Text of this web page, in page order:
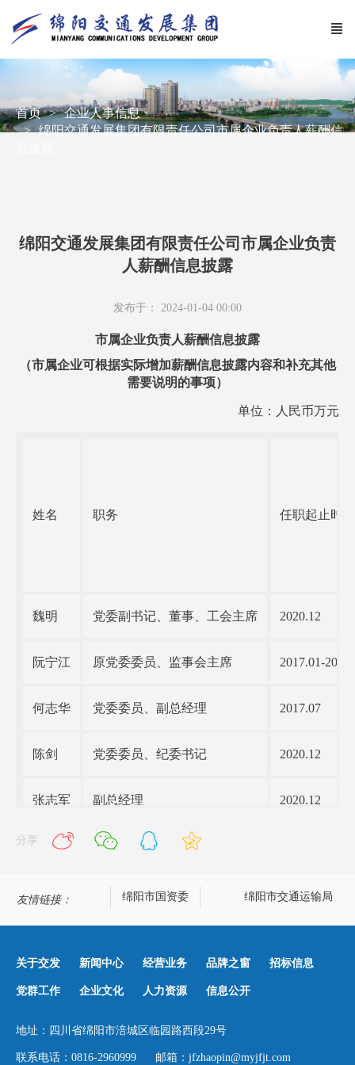
首页
企业人事信息
绵阳交通发展集团有限责任公司市属企业负责人薪酬信
绵阳交通发展集团有限责任公司市属企业负责
人薪酬信息披露
发布于： 2024-01-04 00:00
市属企业负责人薪酬信息披露
（市属企业可根据实际增加薪酬信息披露内容和补充其他
需要说明的事项）
单位：人民币万元
姓名 职务 任职起止时间
魏明 党委副书记、董事、工会主席 2020.12
阮宁江 原党委委员、监事会主席 2017.01-
何志华 党委委员、副总经理 2017.07
陈剑 党委委员、纪委书记 2020.12
张志军 副总经理 2020.12
分享
友情链接：
阳政务网 绵阳市国资委 绵阳市交通运输局
关于交发 新闻中心 经营业务 品牌之窗 招标信息
党群工作 企业文化 人力资源 信息公开
地址：四川省绵阳市涪城区临园路西段29号
联系电话：0816-2960999 邮箱：jfzhaopin@myjfjt.com